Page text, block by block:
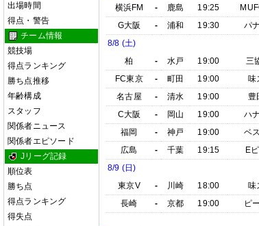
出場時間
得点・警告
チーム情報
競技場
得点ランキング
勝ち点推移
年齢構成
スタッフ
関係者ニュース
関係者エピソード
Jリーグ記録
順位表
勝ち点
得点ランキング
得失点
横浜FM
- 鹿島 19:25
G大阪
- 浦和 19:30
パ
8/8 (土)
柏
- 水戸 19:00
三
FC東京
- 町田 19:00
味
名古屋
- 清水 19:00
豊
C大阪
- 岡山 19:00
ハ
福岡
- 神戸 19:00
ベ
広島
- 千葉 19:15
E
8/9 (日)
東京V
- 川崎 18:00
味
長崎
- 京都 19:00 ピ